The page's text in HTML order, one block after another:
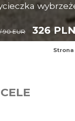
90 EUR 326
Strona